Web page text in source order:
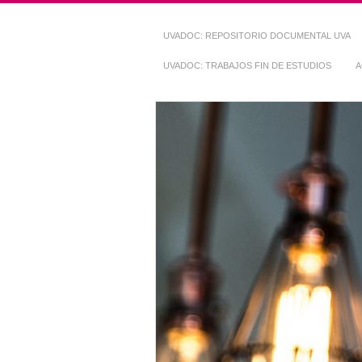
UVADOC: REPOSITORIO DOCUMENTAL UVA
UVADOC: TRABAJOS FIN DE ESTUDIOS
Repositorio
~ UVaDOC